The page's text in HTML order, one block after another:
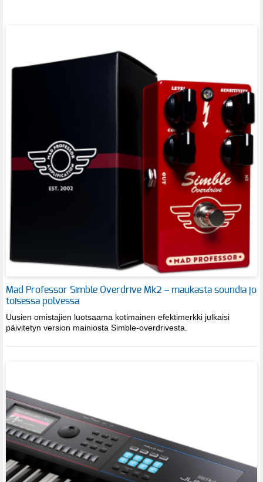
Mad Professor Simble Overdrive Mk2 – maukasta soundia jo
toisessa polvessa
Uusien omistajien luotsaama kotimainen efektimerkki julkaisi
päivitetyn version mainiosta Simble-overdrivesta.